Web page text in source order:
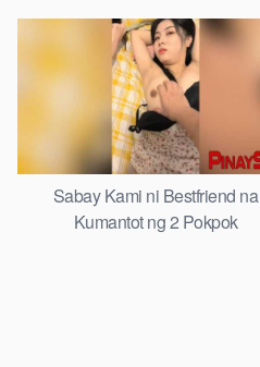
Sabay Kami ni Bestfriend na
Kumantot ng 2 Pokpok